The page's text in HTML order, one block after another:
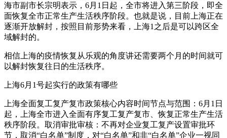
海市副市长宗明表示，6月1日起，全市将进入第三阶段，即全
面恢复全市正常生产生活秩序阶段。也就是说，目前上海正在
逐渐开放解封，按照目前形势来看，上海1之后是可以跨区全
域解封的。
相信上海的疫情恢复从乐观的角度讲还需要两个月的时间就可
以解封恢复往日的生活秩序。
上海6月1号起实行的政策有哪些
上海全面复工复产复市政策核心内容时间节点与范围：6月1日
起，上海全市进入全面有序复工复产复市、恢复正常生产生活
秩序阶段。取消审批审核：不再对企业复工复产设置审批环
节，取消“白名单”制度，对“白名单”和非“白名单”企业一视同